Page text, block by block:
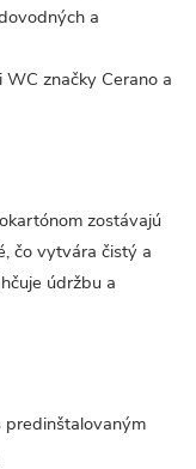
a
značky Cerano a
zostávajú
čo vytvára čistý a
údržbu a
predinštalovaným